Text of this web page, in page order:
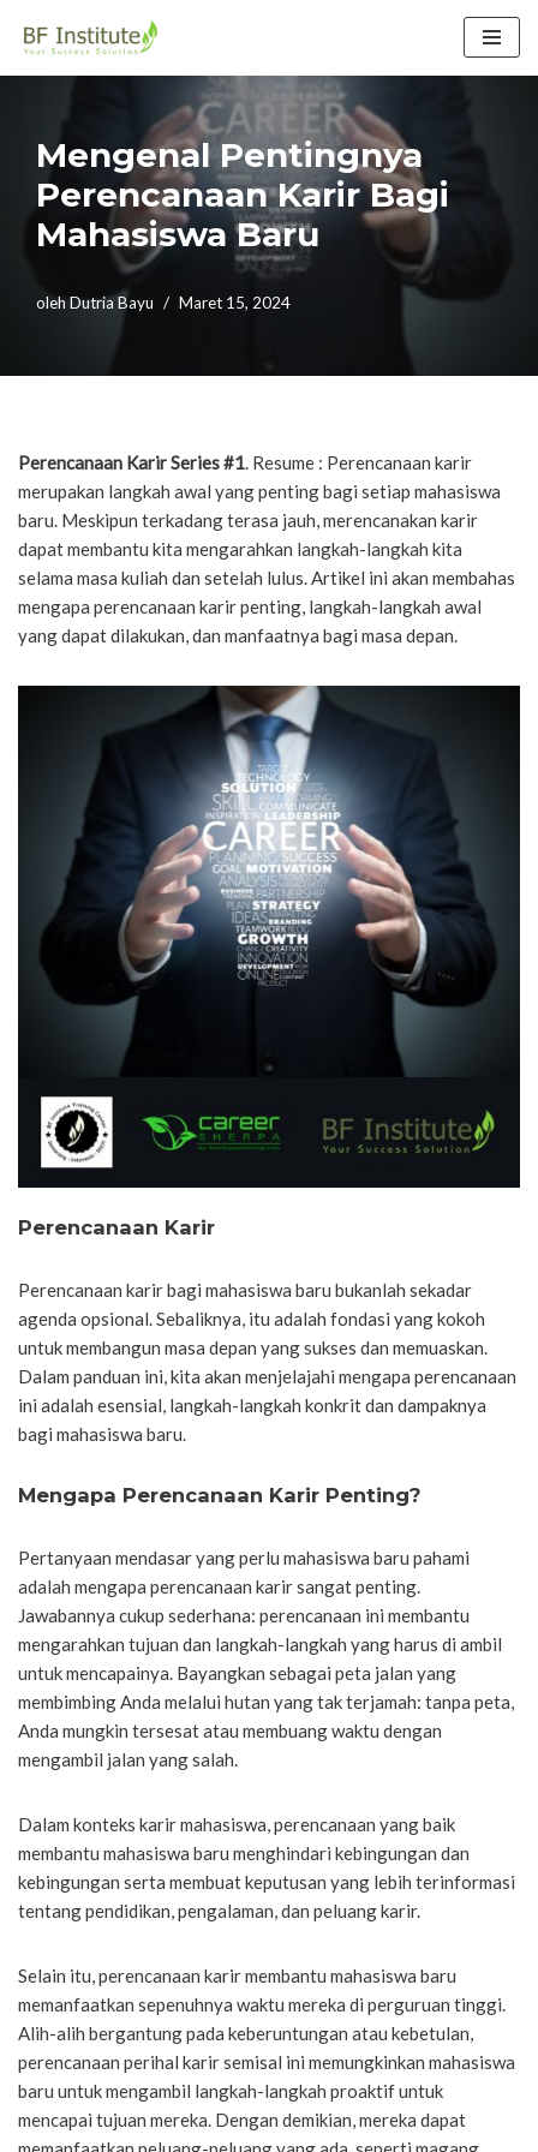
konten
Mengenal Pentingnya
Perencanaan Karir Bagi
Mahasiswa Baru
olehDutria Bayu Maret 15, 2024
Perencanaan Karir Series #1. Resume : Perencanaan karir
merupakan langkah awal yang penting bagi setiap mahasiswa
baru. Meskipun terkadang terasa jauh, merencanakan karir
dapat membantu kita mengarahkan langkah-langkah kita
selama masa kuliah dan setelah lulus. Artikel ini akan membahas
mengapa perencanaan karir penting, langkah-langkah awal
yang dapat dilakukan, dan manfaatnya bagi masa depan.
Perencanaan Karir
Perencanaan karir bagi mahasiswa baru bukanlah sekadar
agenda opsional. Sebaliknya, itu adalah fondasi yang kokoh
untuk membangun masa depan yang sukses dan memuaskan.
Dalam panduan ini, kita akan menjelajahi mengapa perencanaan
ini adalah esensial, langkah-langkah konkrit dan dampaknya
bagi mahasiswa baru.
Mengapa Perencanaan Karir Penting?
Pertanyaan mendasar yang perlu mahasiswa baru pahami
adalah mengapa perencanaan karir sangat penting.
Jawabannya cukup sederhana: perencanaan ini membantu
mengarahkan tujuan dan langkah-langkah yang harus di ambil
untuk mencapainya. Bayangkan sebagai peta jalan yang
membimbing Anda melalui hutan yang tak terjamah: tanpa peta,
Anda mungkin tersesat atau membuang waktu dengan
mengambil jalan yang salah.
Dalam konteks karir mahasiswa, perencanaan yang baik
membantu mahasiswa baru menghindari kebingungan dan
kebingungan serta membuat keputusan yang lebih terinformasi
tentang pendidikan, pengalaman, dan peluang karir.
Selain itu, perencanaan karir membantu mahasiswa baru
memanfaatkan sepenuhnya waktu mereka di perguruan tinggi.
Alih-alih bergantung pada keberuntungan atau kebetulan,
perencanaan perihal karir semisal ini memungkinkan mahasiswa
baru untuk mengambil langkah-langkah proaktif untuk
mencapai tujuan mereka. Dengan demikian, mereka dapat